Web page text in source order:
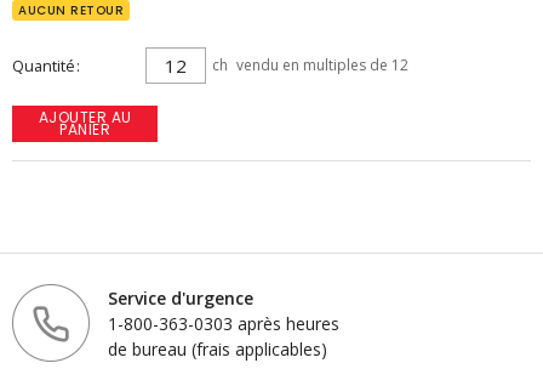
AUCUN RETOUR
Quantité ch vendu en multiples de 12
AJOUTER AU
PANIER
Service d'urgence
1-800-363-0303 après heures
de bureau (frais applicables)